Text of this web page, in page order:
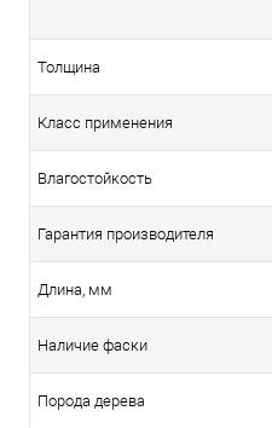
Толщина
Класс применения
Влагостойкость
Гарантия производителя
Длина, мм
Наличие фаски
Порода дерева